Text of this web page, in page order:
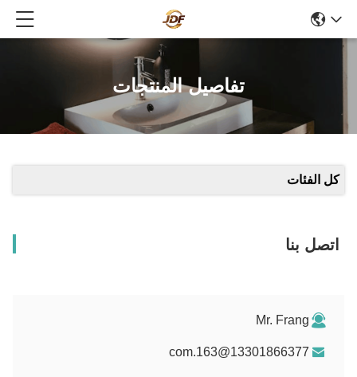
تفاصيل المنتجات
كل الفئات
اتصل بنا
Mr. Frang
13301866377@163.com